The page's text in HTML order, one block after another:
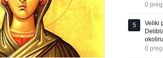
0
5
Veliki
0